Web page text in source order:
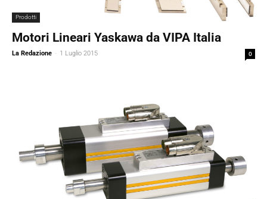
Prodotti
Motori Lineari Yaskawa da VIPA Italia
La Redazione - 1 Luglio 2015 0